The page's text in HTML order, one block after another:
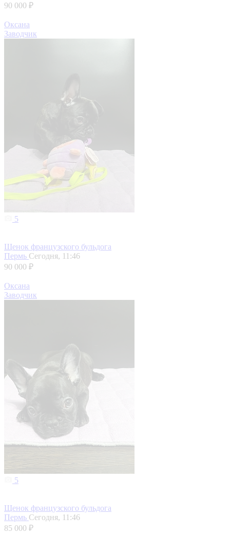
90 000 ₽
Оксана
Заводчик
5
Щенок французского бульдога
Пермь Сегодня, 11:46
90 000 ₽
Оксана
Заводчик
5
Щенок французского бульдога
Пермь Сегодня, 11:46
85 000 ₽